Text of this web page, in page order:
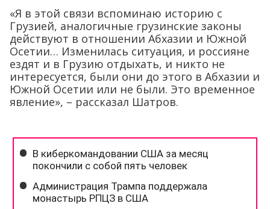
«Я в этой связи вспоминаю историю с
Грузией, аналогичные грузинские законы
действуют в отношении Абхазии и Южной
Осетии… Изменилась ситуация, и россияне
ездят и в Грузию отдыхать, и никто не
интересуется, были они до этого в Абхазии и
Южной Осетии или не были. Это временное
явление», – рассказал Шатров.